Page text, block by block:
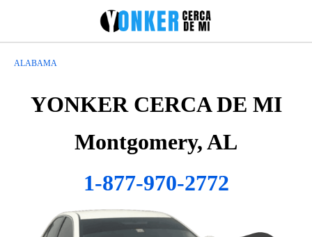
ALABAMA
YONKER CERCA DE MI
Montgomery, AL
1-877-970-2772